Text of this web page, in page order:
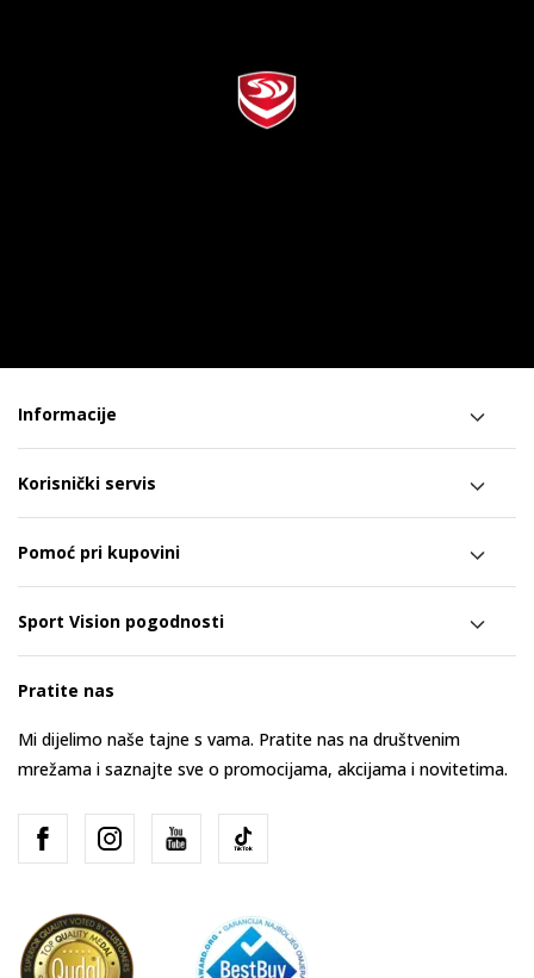
Informacije
Korisnički servis
Pomoć pri kupovini
Sport Vision pogodnosti
Pratite nas
Mi dijelimo naše tajne s vama. Pratite nas na društvenim
mrežama i saznajte sve o promocijama, akcijama i novitetima.